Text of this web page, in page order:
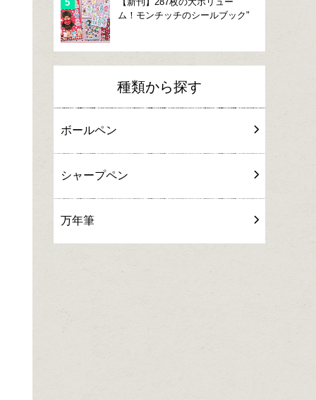
ム！モンチッチのシールブック"
種類から探す
ボールペン
シャープペン
万年筆